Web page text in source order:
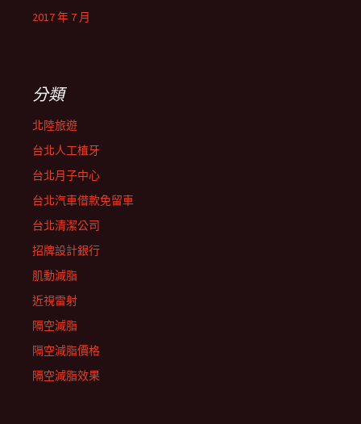
2017 年 7 月
分類
北陸旅遊
台北人工植牙
台北月子中心
台北汽車借款免留車
台北清潔公司
招牌設計銀行
肌動減脂
近視雷射
隔空減脂
隔空減脂價格
隔空減脂效果